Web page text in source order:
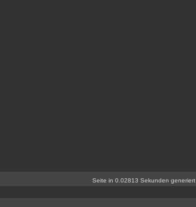
Seite in 0.02813 Sekunden generiert